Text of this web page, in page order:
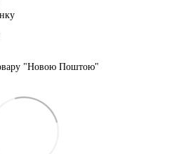
"Новою Поштою"